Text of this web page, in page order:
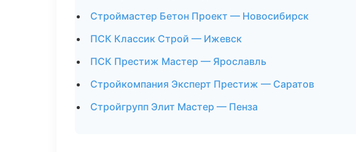
Строймастер Бетон Проект — Новосибирск
ПСК Классик Строй — Ижевск
ПСК Престиж Мастер — Ярославль
Стройкомпания Эксперт Престиж — Саратов
Стройгрупп Элит Мастер — Пенза